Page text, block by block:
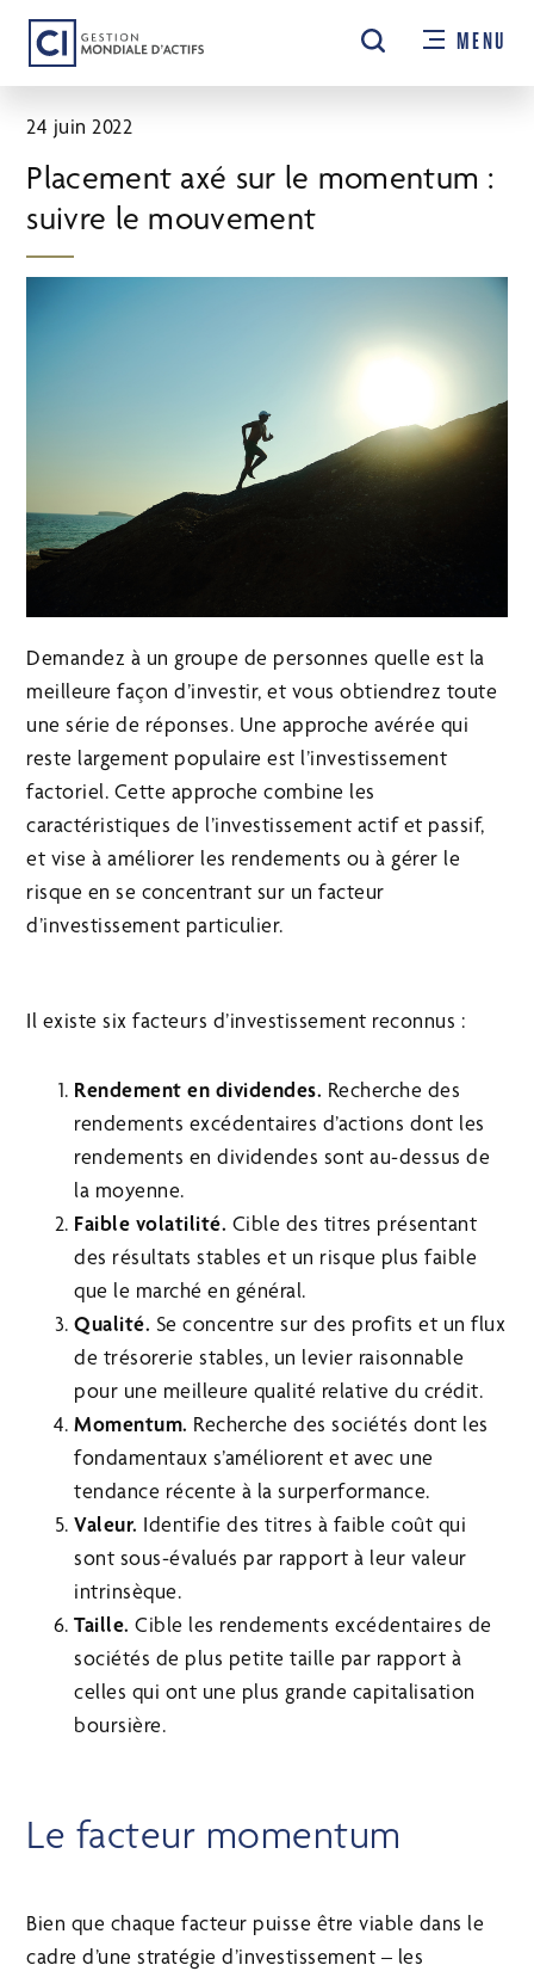
Passer
contenu
principal
MENU
24 juin 2022
Placement axé sur le momentum :
suivre le mouvement
Demandez à un groupe de personnes quelle est la
meilleure façon d’investir, et vous obtiendrez toute
une série de réponses. Une approche avérée qui
reste largement populaire est l’investissement
factoriel. Cette approche combine les
caractéristiques de l’investissement actif et passif,
et vise à améliorer les rendements ou à gérer le
risque en se concentrant sur un facteur
d’investissement particulier.
Il existe six facteurs d’investissement reconnus :
Rendement en dividendes. Recherche des
rendements excédentaires d’actions dont les
rendements en dividendes sont au-dessus de
la moyenne.
Faible volatilité. Cible des titres présentant
des résultats stables et un risque plus faible
que le marché en général.
Qualité. Se concentre sur des profits et un flux
de trésorerie stables, un levier raisonnable
pour une meilleure qualité relative du crédit.
Momentum. Recherche des sociétés dont les
fondamentaux s’améliorent et avec une
tendance récente à la surperformance.
Valeur. Identifie des titres à faible coût qui
sont sous-évalués par rapport à leur valeur
intrinsèque.
Taille.Cible les rendements excédentaires de
sociétés de plus petite taille par rapport à
celles qui ont une plus grande capitalisation
boursière.
Le facteur momentum
Bien que chaque facteur puisse être viable dans le
cadre d’une stratégie d’investissement – les